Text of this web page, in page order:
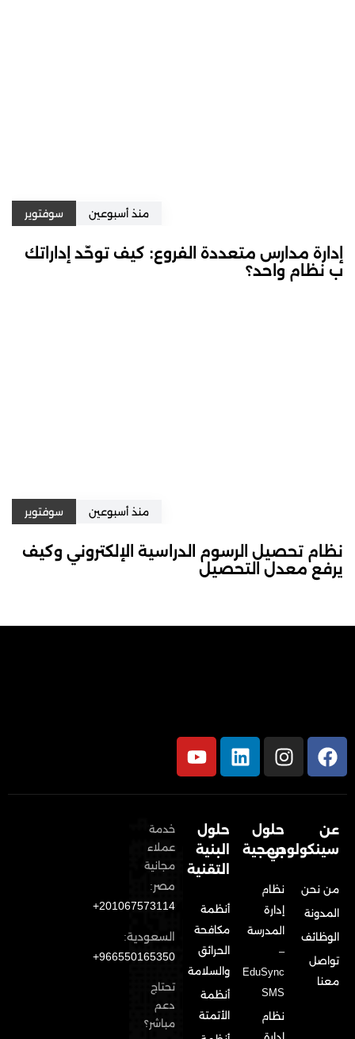
منذ أسبوعين سوفتوير
إدارة مدارس متعددة الفروع: كيف توحّد إداراتك
ب نظام واحد؟
منذ أسبوعين سوفتوير
نظام تحصيل الرسوم الدراسية الإلكتروني وكيف
يرفع معدل التحصيل
عن
سينكولوجي
من نحن
المدونة
الوظائف
تواصل
معنا
حلول
برمجية
نظام
إدارة
المدرسة
–
EduSync
SMS
نظام
حلول
البنية
التقنية
أنظمة
مكافحة
الحرائق
والسلامة
أنظمة
الأتمتة
خدمة
عملاء
مجانية
مصر:
201067573114+
السعودية:
966550165350+
تحتاج
دعم
مباشر؟